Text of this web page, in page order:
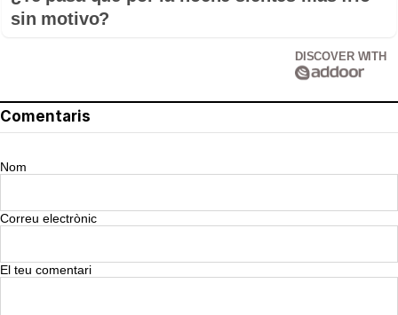
sin motivo?
DISCOVER WITH
Comentaris
Nom
Correu electrònic
El teu comentari